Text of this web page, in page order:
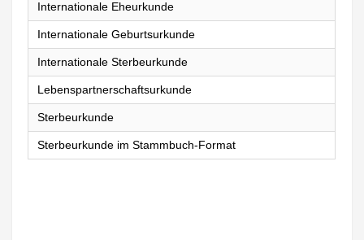
Internationale Eheurkunde
Internationale Geburtsurkunde
Internationale Sterbeurkunde
Lebenspartnerschaftsurkunde
Sterbeurkunde
Sterbeurkunde im Stammbuch-Format